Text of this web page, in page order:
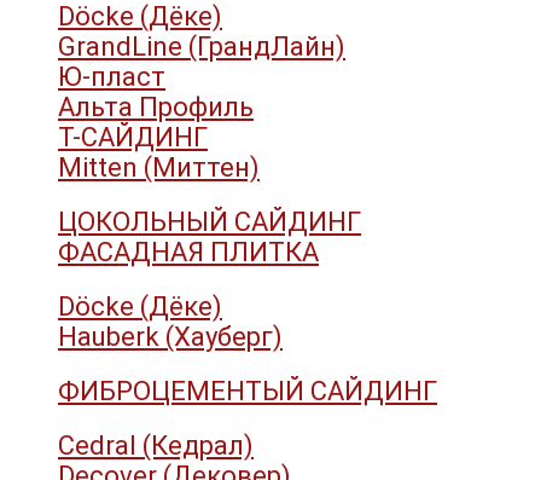
Döcke (Дёке)
GrandLine (ГрандЛайн)
Ю-пласт
Альта Профиль
Т-САЙДИНГ
Mitten (Миттен)
ЦОКОЛЬНЫЙ САЙДИНГ
ФАСАДНАЯ ПЛИТКА
Döcke (Дёке)
Hauberk (Хауберг)
ФИБРОЦЕМЕНТЫЙ САЙДИНГ
Cedral (Кедрал)